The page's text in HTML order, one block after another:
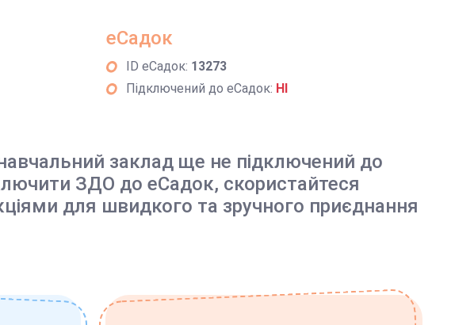
еСадок
ID еСадок: 13273
Підключений до еСадок: НІ
заклад ще не підключений до
ЗДО до еСадок, скористайтеся
для швидкого та зручного приєднання